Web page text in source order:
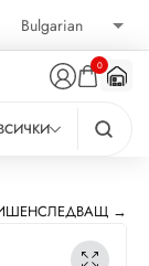
0
СЛЕДВАЩ →